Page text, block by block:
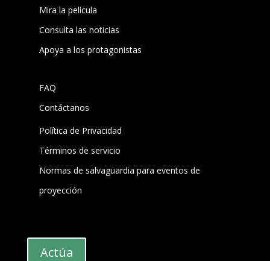
Mira la película
Consulta las noticias
Apoya a los protagonistas
FAQ
Contáctanos
Política de Privacidad
Términos de servicio
Normas de salvaguardia para eventos de
proyección
Actúa